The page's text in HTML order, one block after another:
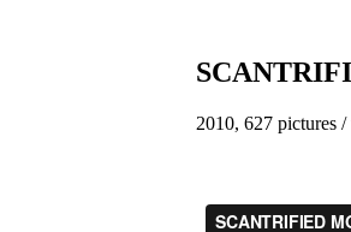
2010, 627 pictures